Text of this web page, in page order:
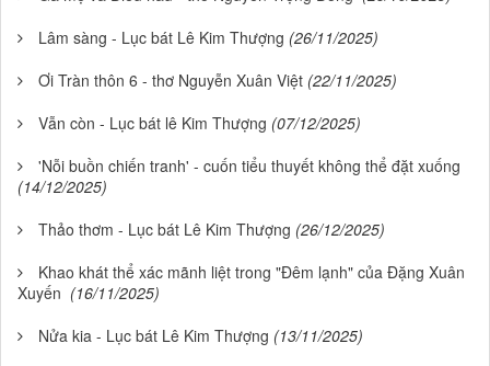
Lâm sàng - Lục bát Lê Kim Thượng (26/11/2025)
Ơi Tràn thôn 6 - thơ Nguyễn Xuân Việt (22/11/2025)
Vẫn còn - Lục bát lê Kim Thượng (07/12/2025)
'Nỗi buồn chiến tranh' - cuốn tiểu thuyết không thể đặt xuống
(14/12/2025)
Thảo thơm - Lục bát Lê Kim Thượng (26/12/2025)
Khao khát thể xác mãnh liệt trong "Đêm lạnh" của Đặng Xuân
Xuyến (16/11/2025)
Nửa kia - Lục bát Lê Kim Thượng (13/11/2025)